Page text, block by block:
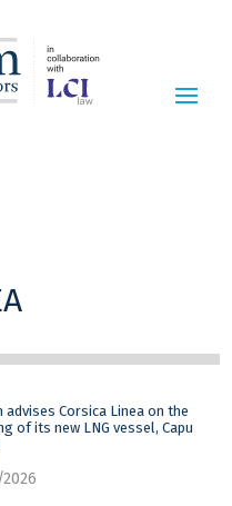
advises Corsica Linea on the
of its new LNG vessel, Capu